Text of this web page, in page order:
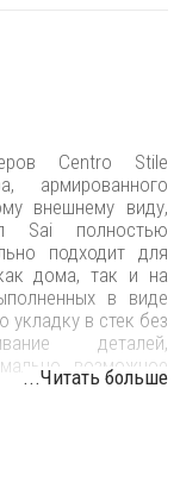
Centro Stile
армированного
внешнему виду,
Sai полностью
подходит для
дома, так и на
в виде
укладку в стек без
деталей,
возможное
технополимера,
...Читать больше